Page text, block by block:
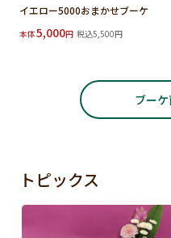
イエロー5000おまかせブーケ
本体5,000円 税込5,500円
ブー
トピックス